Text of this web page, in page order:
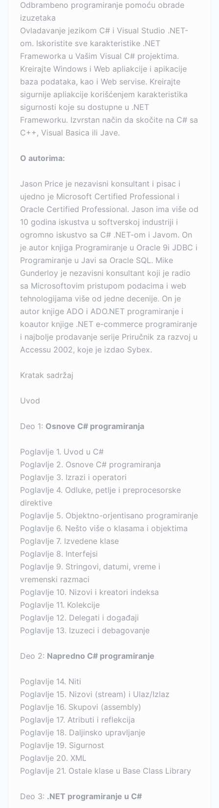
Odbrambeno programiranje pomoću obrade
izuzetaka
Ovladavanje jezikom C# i Visual Studio .NET-
om. Iskoristite sve karakteristike .NET
Frameworka u Vašim Visual C# projektima.
Kreirajte Windows i Web apliakcije i apikacije
baza podataka, kao i Web servise. Kreirajte
sigurnije apliakcije korišćenjem karakteristika
sigurnosti koje su dostupne u .NET
Frameworku. Izvrstan način da skočite na C# sa
C++, Visual Basica ili Jave.
O autorima:
Jason Price je nezavisni konsultant i pisac i
ujedno je Microsoft Certified Professional i
Oracle Certified Professional. Jason ima više od
10 godina iskustva u softverskoj industriji i
ogromno iskustvo sa C# .NET-om i Javom. On
je autor knjiga Programiranje u Oracle 9i JDBC i
Programiranje u Javi sa Oracle SQL. Mike
Gunderloy je nezavisni konsultant koji je radio
sa Microsoftovim pristupom podacima i web
tehnologijama više od jedne decenije. On je
autor knjige ADO i ADO.NET programiranje i
koautor knjige .NET e-commerce programiranje
i najbolje prodavanje serije Priručnik za razvoj u
Accessu 2002, koje je izdao Sybex.
Kratak sadržaj
Uvod
Deo 1: Osnove C# programiranja
Poglavlje 1. Uvod u C#
Poglavlje 2. Osnove C# programiranja
Poglavlje 3. Izrazi i operatori
Poglavlje 4. Odluke, petlje i preprocesorske
direktive
Poglavlje 5. Objektno-orjentisano programiranje
Poglavlje 6. Nešto više o klasama i objektima
Poglavlje 7. Izvedene klase
Poglavlje 8. Interfejsi
Poglavlje 9. Stringovi, datumi, vreme i
vremenski razmaci
Poglavlje 10. Nizovi i kreatori indeksa
Poglavlje 11. Kolekcije
Poglavlje 12. Delegati i događaji
Poglavlje 13. Izuzeci i debagovanje
Deo 2: Napredno C# programiranje
Poglavlje 14. Niti
Poglavlje 15. Nizovi (stream) i Ulaz/Izlaz
Poglavlje 16. Skupovi (assembly)
Poglavlje 17. Atributi i reflekcija
Poglavlje 18. Daljinsko upravljanje
Poglavlje 19. Sigurnost
Poglavlje 20. XML
Poglavlje 21. Ostale klase u Base Class Library
Deo 3: .NET programiranje u C#